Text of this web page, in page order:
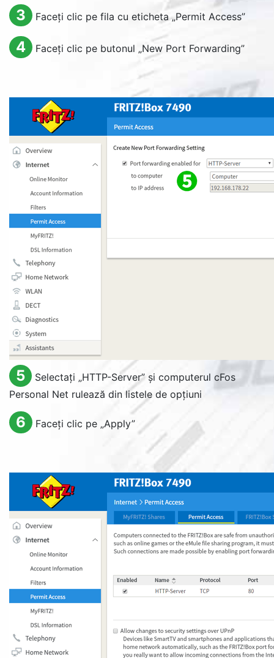
3 Faceți clic pe fila cu eticheta „Permit Access”
4 Faceți clic pe butonul „New Port Forwarding”
5 Selectați „HTTP-Server” și computerul cFos
Personal Net rulează din listele de opțiuni
6 Faceți clic pe „Apply”